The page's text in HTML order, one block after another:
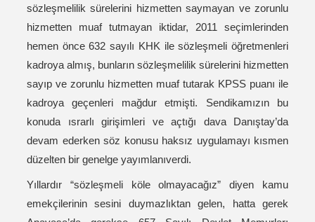
sözleşmelilik sürelerini hizmetten saymayan ve zorunlu
hizmetten muaf tutmayan iktidar, 2011 seçimlerinden
hemen önce 632 sayılı KHK ile sözleşmeli öğretmenleri
kadroya almış, bunların sözleşmelilik sürelerini hizmetten
sayıp ve zorunlu hizmetten muaf tutarak KPSS puanı ile
kadroya geçenleri mağdur etmişti. Sendikamızın bu
konuda ısrarlı girişimleri ve açtığı dava Danıştay’da
devam ederken söz konusu haksız uygulamayı kısmen
düzelten bir genelge yayımlanıverdi.
Yıllardır “sözleşmeli köle olmayacağız” diyen kamu
emekçilerinin sesini duymazlıktan gelen, hatta gerek